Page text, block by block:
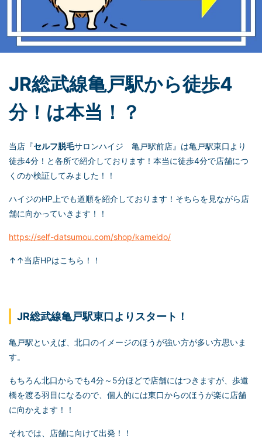
JR総武線亀戸駅から徒歩4
分！は本当！？
当店『セルフ脱毛サロンハイジ 亀戸駅前店』は亀戸駅東口より
徒歩4分！と各所で紹介しております！本当に徒歩4分で店舗につ
くのか検証してみました！！
ハイジのHP上でも道順を紹介しております！そちらを見ながら店
舗に向かっていきます！！
https://self-datsumou.com/shop/kameido/
↑↑当店HPはこちら！！
JR総武線亀戸駅東口よりスタート！
亀戸駅といえば、北口のイメージのほうが強い方が多い方思いま
す。
もちろん北口からでも4分～5分ほどで店舗にはつきますが、歩道
橋を渡る羽目になるので、個人的には東口からのほうが楽に店舗
に向かえます！！
それでは、店舗に向けて出発！！